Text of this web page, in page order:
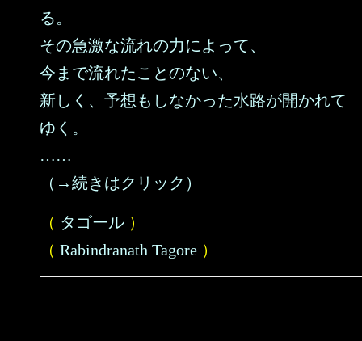
る。
その急激な流れの力によって、
今まで流れたことのない、
新しく、予想もしなかった水路が開かれて
ゆく。
……
（→続きはクリック）
（ タゴール ）
（ Rabindranath Tagore ）